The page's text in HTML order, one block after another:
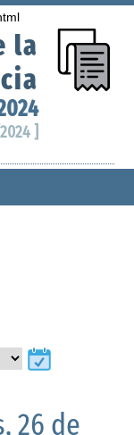
la
]
26 de